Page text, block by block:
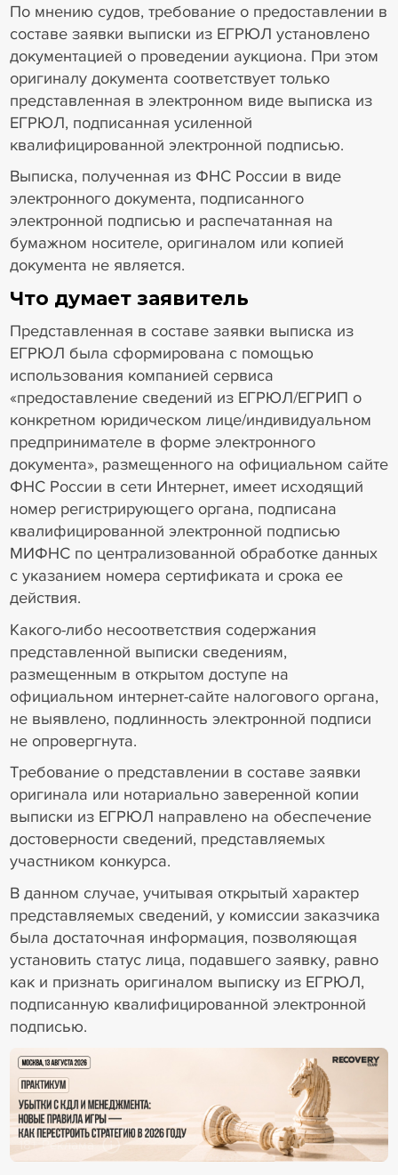
По мнению судов, требование о предоставлении в
составе заявки выписки из ЕГРЮЛ установлено
документацией о проведении аукциона. При этом
оригиналу документа соответствует только
представленная в электронном виде выписка из
ЕГРЮЛ, подписанная усиленной
квалифицированной электронной подписью.
Выписка, полученная из ФНС России в виде
электронного документа, подписанного
электронной подписью и распечатанная на
бумажном носителе, оригиналом или копией
документа не является.
Что думает заявитель
Представленная в составе заявки выписка из
ЕГРЮЛ была сформирована с помощью
использования компанией сервиса
«предоставление сведений из ЕГРЮЛ/ЕГРИП о
конкретном юридическом лице/индивидуальном
предпринимателе в форме электронного
документа», размещенного на официальном сайте
ФНС России в сети Интернет, имеет исходящий
номер регистрирующего органа, подписана
квалифицированной электронной подписью
МИФНС по централизованной обработке данных
с указанием номера сертификата и срока ее
действия.
Какого-либо несоответствия содержания
представленной выписки сведениям,
размещенным в открытом доступе на
официальном интернет-сайте налогового органа,
не выявлено, подлинность электронной подписи
не опровергнута.
Требование о представлении в составе заявки
оригинала или нотариально заверенной копии
выписки из ЕГРЮЛ направлено на обеспечение
достоверности сведений, представляемых
участником конкурса.
В данном случае, учитывая открытый характер
представляемых сведений, у комиссии заказчика
была достаточная информация, позволяющая
установить статус лица, подавшего заявку, равно
как и признать оригиналом выписку из ЕГРЮЛ,
подписанную квалифицированной электронной
подписью.
18+ Реклама